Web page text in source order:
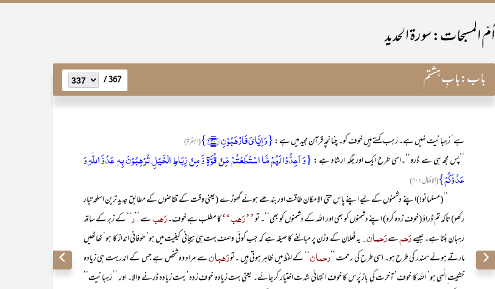
اُمّ المسبحات: سورۃ الحدید
باب:بابِ ہشتم 367 /
ہے‘ رُہبانیت نہیں ہے۔ رَہب کہتے ہیں خوف کو۔ چنانچہ قرآن مجید میں ہے :{وَ اِیَّایَ فَارۡہَبُوۡنِ ﴿۴۰﴾} (البقرۃ)
’’پس مجھ ہی سے ڈرو‘‘۔اسی طرح ایک اور جگہ ارشاد ہے :{وَ اَعِدُّوۡا لَہُمۡ مَّا اسۡتَطَعۡتُمۡ مِّنۡ قُوَّۃٍ وَّ مِنۡ رِّبَاطِ الۡخَیۡلِ تُرۡہِبُوۡنَ بِہٖ عَدُوَّ اللّٰہِ وَ
عَدُوَّکُمۡ}(الانفال:۶۰)
’’(مسلمانو!)اپنے دشمنوں کے لیے اپنے پاس حتی الامکان طاقت اور بندھے ہوئے گھوڑے (یعنی وقت کے تقاضوں کے مطابق جدید ترین اسلحہ تیار
رکھو) تاکہ تم ڈراؤ (خوف زدہ کرو) اپنے دشمنوں کو بھی اور اللہ کے دشمنوں کو بھی‘‘۔ تو’’ رَہب‘‘کا مطلب ہے خوف۔رَہبسے ’’ ر‘‘ کے زبر کے ساتھ
رَہبان بنتا ہے۔ جیسےرَحمسےرَحمان۔یہ فَعلان کے وزن پر مبالغے کا صیغہ ہے کہ جب کوئی وصف بہت ہی ہیجانی کیفیت میں ہو‘ طوفانی انداز کا ہو‘ ٹھاٹھیں
مارتے ہوئے سمندر کی طرح ہو۔ اسی طرح کی رحمت ’’رحمان ‘‘ کے لفظ میں ظاہر ہوتی ہیں ۔تورَھبانسے مراد وہ شخص ہے جس کے اندر بہت ہی زیادہ
خشیت ِالٰہی ہو‘ اللہ کا خوف‘ آخرت کی باز پُرس کا خوف انتہائی شدت اختیار کر جائے۔ یعنی بہت زیادہ خوف زدہ‘ بہت زیادہ ڈرنے والا۔ اور ’’ رَہبانیت‘‘